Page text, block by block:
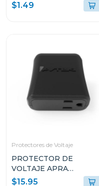
$1.49
Protectores de Voltaje
PROTECTOR DE
VOLTAJE APRA
EQUIPOS ELECTRICOS
$15.95